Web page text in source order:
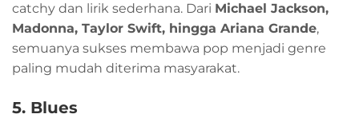
catchy dan lirik sederhana. Dari Michael Jackson,
Madonna, Taylor Swift, hingga Ariana Grande,
semuanya sukses membawa pop menjadi genre
paling mudah diterima masyarakat.
5. Blues